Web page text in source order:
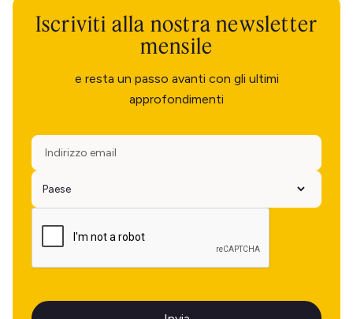
Iscriviti alla nostra newsletter
mensile
e resta un passo avanti con gli ultimi
approfondimenti